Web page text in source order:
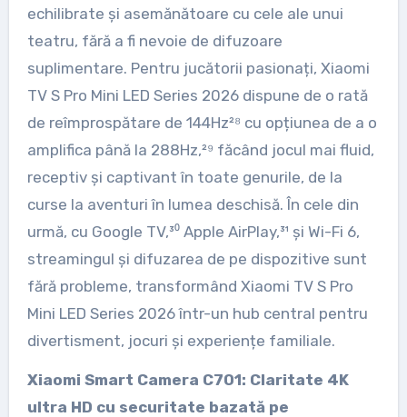
echilibrate și asemănătoare cu cele ale unui
teatru, fără a fi nevoie de difuzoare
suplimentare. Pentru jucătorii pasionați, Xiaomi
TV S Pro Mini LED Series 2026 dispune de o rată
de reîmprospătare de 144Hz²⁸ cu opțiunea de a o
amplifica până la 288Hz,²⁹ făcând jocul mai fluid,
receptiv și captivant în toate genurile, de la
curse la aventuri în lumea deschisă. În cele din
urmă, cu Google TV,³⁰ Apple AirPlay,³¹ și Wi-Fi 6,
streamingul și difuzarea de pe dispozitive sunt
fără probleme, transformând Xiaomi TV S Pro
Mini LED Series 2026 într-un hub central pentru
divertisment, jocuri și experiențe familiale.
Xiaomi Smart Camera C701: Claritate 4K
ultra HD cu securitate bazată pe